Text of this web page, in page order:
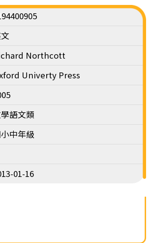
Northcott
Univerty Press
語文類
中年級
01-16